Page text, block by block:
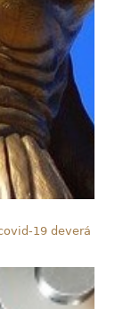
19 deverá